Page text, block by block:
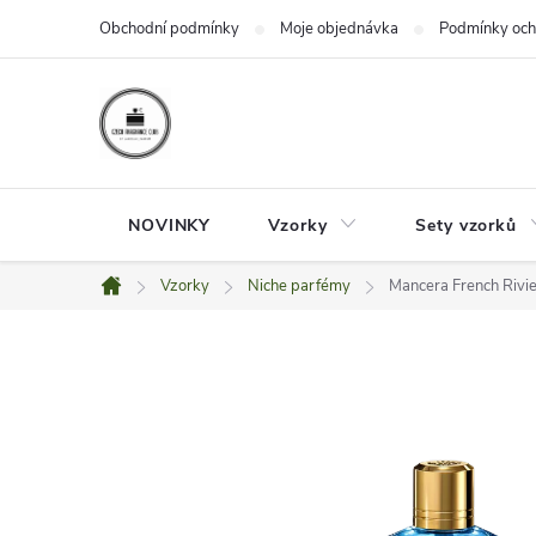
Obchodní podmínky Moje objednávka Podmínky
NOVINKY Vzorky Sety vzorků
Domů
Vzorky Niche parfémy Mancera French